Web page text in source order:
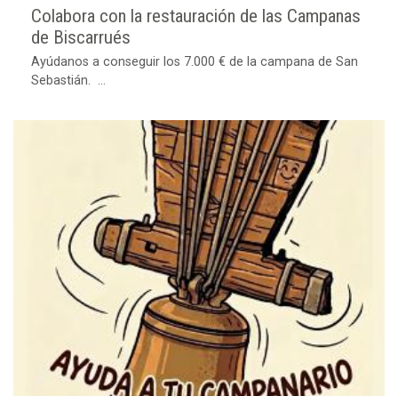
Colabora con la restauración de las Campanas
de Biscarrués
Ayúdanos a conseguir los 7.000 € de la campana de San
Sebastián. ...